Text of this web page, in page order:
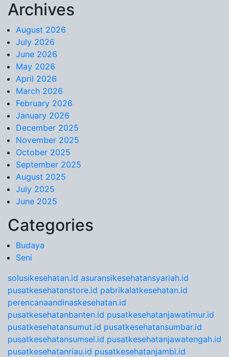
Skip to content
Archives
August 2026
July 2026
June 2026
May 2026
April 2026
March 2026
February 2026
January 2026
December 2025
November 2025
October 2025
September 2025
August 2025
July 2025
June 2025
Categories
Budaya
Seni
solusikesehatan.id asuransikesehatansyariah.id
pusatkesehatanstore.id pabrikalatkesehatan.id
perencanaandinaskesehatan.id
pusatkesehatanbanten.id pusatkesehatanjawatimur.id
pusatkesehatansumut.id pusatkesehatansumbar.id
pusatkesehatansumsel.id pusatkesehatanjawatengah.id
pusatkesehatanriau.id pusatkesehatanjambi.id